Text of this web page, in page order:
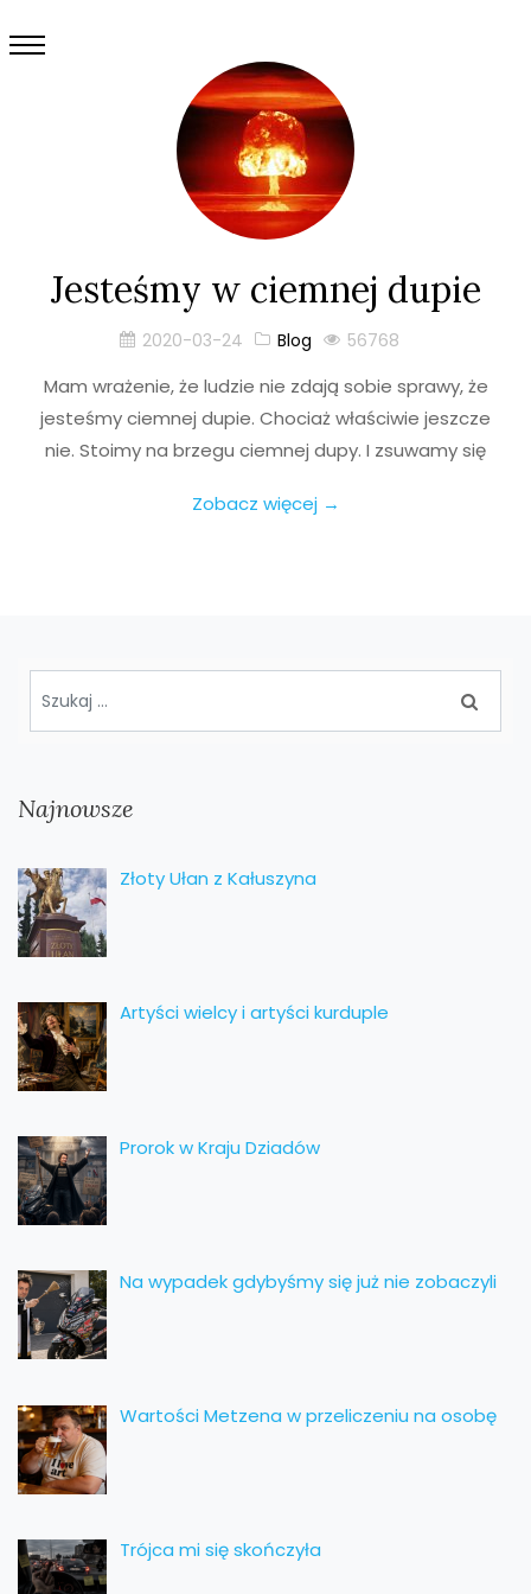
Jesteśmy w ciemnej dupie
2020-03-24 Blog 56768
Mam wrażenie, że ludzie nie zdają sobie sprawy, że
jesteśmy ciemnej dupie. Chociaż właściwie jeszcze
nie. Stoimy na brzegu ciemnej dupy. I zsuwamy się
Zobacz więcej →
Najnowsze
Złoty Ułan z Kałuszyna
Artyści wielcy i artyści kurduple
Prorok w Kraju Dziadów
Na wypadek gdybyśmy się już nie zobaczyli
Wartości Metzena w przeliczeniu na osobę
Trójca mi się skończyła